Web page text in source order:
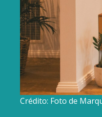
Crédito: Foto de